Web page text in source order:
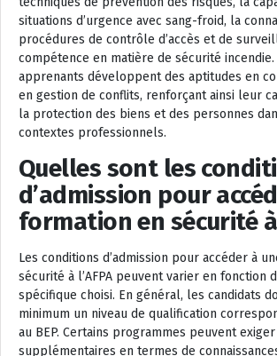
situations d’urgence avec sang-froid, la
procédures de contrôle d’accès et de
compétence en matière de sécurité
apprenants développent des aptitudes en
en gestion de conflits, renforçant ainsi leur
la protection des biens et des personnes
contextes professionnels.
Quelles sont les
d’admission pour
formation en sécurité à
Les conditions d’admission pour accéder à
sécurité à l’AFPA peuvent varier en fonction
spécifique choisi. En général, les candidats
minimum un niveau de qualification
au BEP. Certains programmes peuvent
supplémentaires en termes de